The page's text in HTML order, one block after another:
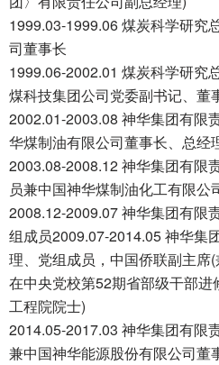
1999.03-1999.06 煤炭科学研究
司董事长
1999.06-2002.01 煤炭科学研究
煤科技集团公司党委副书记、董
2002.01-2003.08 神华集团有限
华煤制油有限公司董事长、总经
2003.08-2008.12 神华集团有限
员兼中国神华煤制油化工有限公
2008.12-2009.07 神华集团有限
组成员2009.07-2014.05 神华集
理、党组成员，中国侨联副主席
在中央党校第52期省部级干部
工程院院士)
2014.05-2017.03 神华集团有限
兼中国神华能源股份有限公司董